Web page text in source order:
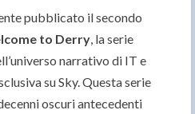
pubblicato il secondo
to Derry, la serie
narrativo di IT e
su Sky. Questa serie
oscuri antecedenti